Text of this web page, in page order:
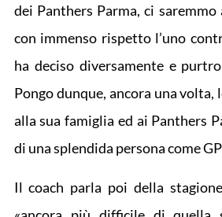
dei Panthers Parma, ci
con immenso rispetto l’uno
ha deciso diversamente e
Pongo dunque, ancora una volta,
alla sua famiglia ed ai Panthers
di una splendida persona come
Il coach parla poi della